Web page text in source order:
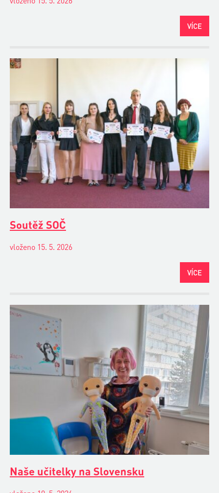
VÍCE
Soutěž SOČ
vloženo 15. 5. 2026
VÍCE
Naše učitelky na Slovensku